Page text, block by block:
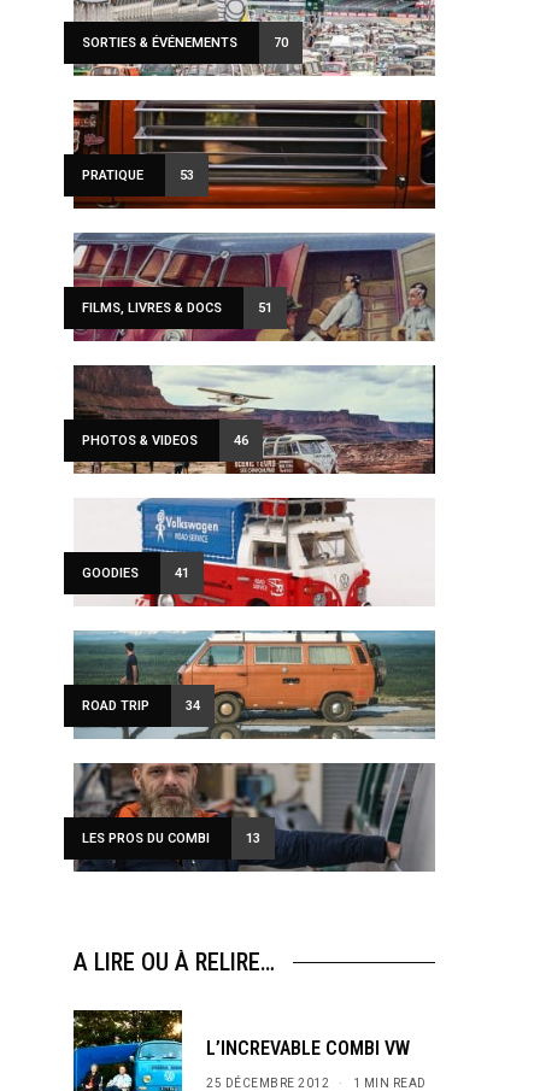
SORTIES & ÉVÉNEMENTS 70
PRATIQUE 53
FILMS, LIVRES & DOCS 51
PHOTOS & VIDEOS 46
GOODIES 41
ROAD TRIP 34
LES PROS DU COMBI 13
A LIRE OU À RELIRE…
L’INCREVABLE COMBI VW
25 DÉCEMBRE 2012 1 MIN READ